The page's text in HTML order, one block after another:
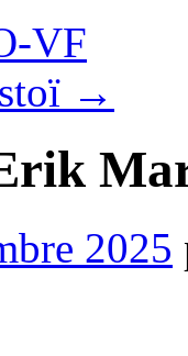
VF
→
2025